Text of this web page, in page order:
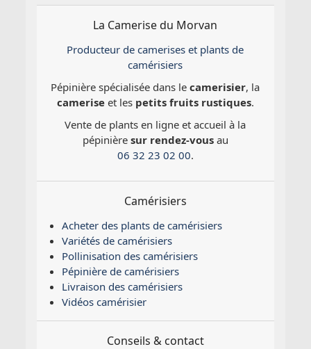
La Camerise du Morvan
Producteur de camerises et plants de
camérisiers
Pépinière spécialisée dans lecamerisier, la
cameriseet les petits fruits rustiques.
Vente de plants en ligne et accueil à la
pépinière sur rendez-vousau
06 32 23 02 00.
Camérisiers
Acheter des plants de camérisiers
Variétés de camérisiers
Pollinisation des camérisiers
Pépinière de camérisiers
Livraison des camérisiers
Vidéos camérisier
Conseils & contact